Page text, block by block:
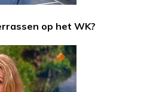
op het WK?